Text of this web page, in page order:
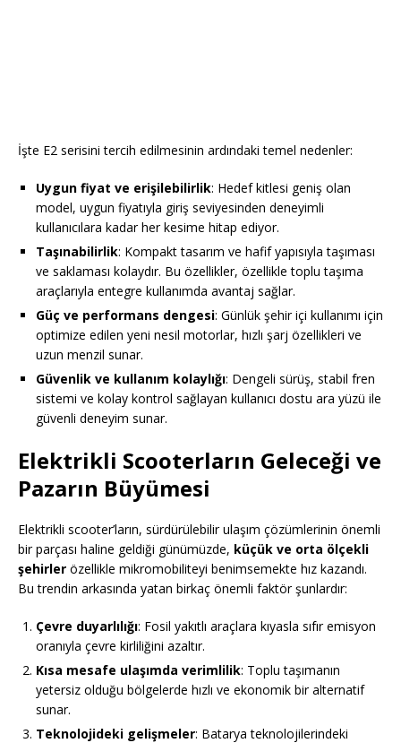
İşte E2 serisini tercih edilmesinin ardındaki temel nedenler:
Uygun fiyat ve erişilebilirlik: Hedef kitlesi geniş olan
model, uygun fiyatıyla giriş seviyesinden deneyimli
kullanıcılara kadar her kesime hitap ediyor.
Taşınabilirlik: Kompakt tasarım ve hafif yapısıyla taşıması
ve saklaması kolaydır. Bu özellikler, özellikle toplu taşıma
araçlarıyla entegre kullanımda avantaj sağlar.
Güç ve performans dengesi: Günlük şehir içi kullanımı için
optimize edilen yeni nesil motorlar, hızlı şarj özellikleri ve
uzun menzil sunar.
Güvenlik ve kullanım kolaylığı: Dengeli sürüş, stabil fren
sistemi ve kolay kontrol sağlayan kullanıcı dostu ara yüzü ile
güvenli deneyim sunar.
Elektrikli Scooterların Geleceği ve
Pazarın Büyümesi
Elektrikli scooter’ların, sürdürülebilir ulaşım çözümlerinin önemli
bir parçası haline geldiği günümüzde, küçük ve orta ölçekli
şehirler özellikle mikromobiliteyi benimsemekte hız kazandı.
Bu trendin arkasında yatan birkaç önemli faktör şunlardır:
Çevre duyarlılığı: Fosil yakıtlı araçlara kıyasla sıfır emisyon
oranıyla çevre kirliliğini azaltır.
Kısa mesafe ulaşımda verimlilik: Toplu taşımanın
yetersiz olduğu bölgelerde hızlı ve ekonomik bir alternatif
sunar.
Teknolojideki gelişmeler: Batarya teknolojilerindeki